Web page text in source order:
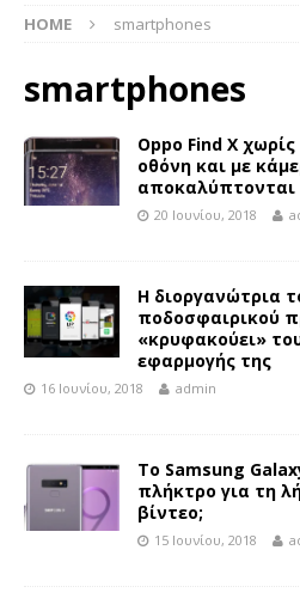
HOME smartphones
smartphones
Oppo Find X
οθόνη και με
αποκαλύπτονται
20 Ιουνίου, 2018
Η διοργανώτρια
ποδοσφαιρικού
«κρυφακούει»
εφαρμογής της
16 Ιουνίου, 2018 admin
Το Samsung
πλήκτρο για τη
βίντεο;
15 Ιουνίου, 2018